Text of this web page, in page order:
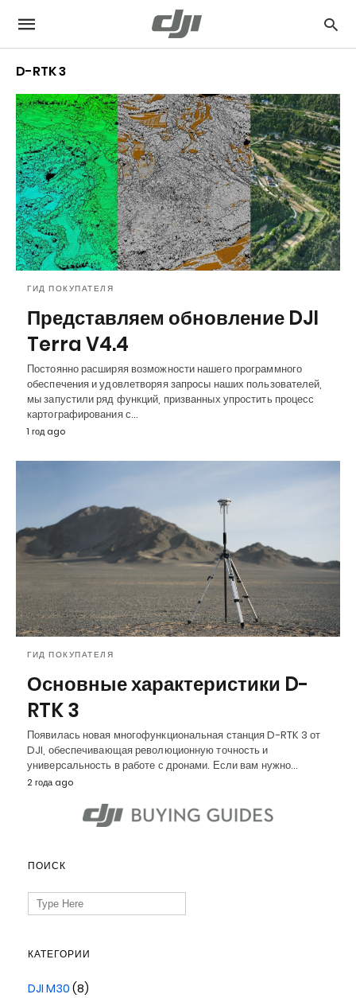
D-RTK 3
ГИД ПОКУПАТЕЛЯ
Представляем обновление DJI
Terra V4.4
Постоянно расширяя возможности нашего программного
обеспечения и удовлетворяя запросы наших пользователей,
мы запустили ряд функций, призванных упростить процесс
картографирования с…
1 год ago
ГИД ПОКУПАТЕЛЯ
Основные характеристики D-
RTK 3
Появилась новая многофункциональная станция D-RTK 3 от
DJI, обеспечивающая революционную точность и
универсальность в работе с дронами. Если вам нужно…
2 года ago
ПОИСК
Search
for:
КАТЕГОРИИ
DJI M30 (8)